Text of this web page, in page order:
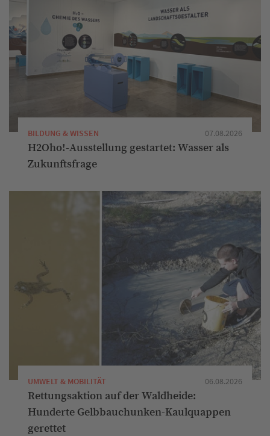
BILDUNG & WISSEN 07.08.2026
H2Oho!-Ausstellung gestartet: Wasser als
Zukunftsfrage
UMWELT & MOBILITÄT 06.08.2026
Rettungsaktion auf der Waldheide:
Hunderte Gelbbauchunken-Kaulquappen
gerettet